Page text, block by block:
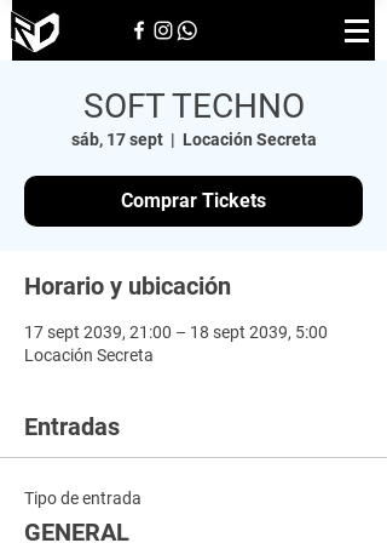
SOFT TECHNO
sáb, 17 sept
  |
Locación Secreta
Comprar Tickets
Horario y ubicación
17 sept 2039, 21:00 – 18 sept 2039, 5:00
Locación Secreta
Entradas
Tipo de entrada
GENERAL